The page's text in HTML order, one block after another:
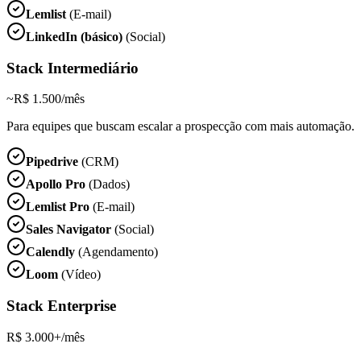
Lemlist (E-mail)
LinkedIn (básico) (Social)
Stack Intermediário
~R$ 1.500/mês
Para equipes que buscam escalar a prospecção com mais automação.
Pipedrive (CRM)
Apollo Pro (Dados)
Lemlist Pro (E-mail)
Sales Navigator (Social)
Calendly (Agendamento)
Loom (Vídeo)
Stack Enterprise
R$ 3.000+/mês